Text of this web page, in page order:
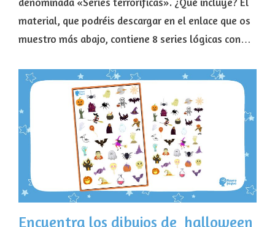
material, que podréis descargar en el enlace que os
muestro más abajo, contiene 8 series lógicas con…
Encuentra los dibujos de halloween